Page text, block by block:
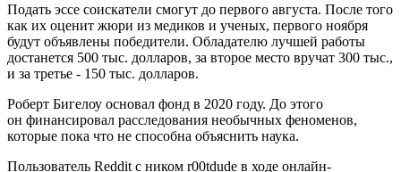
Подать эссе соискатели смогут до первого августа. После того
как их оценит жюри из медиков и ученых, первого ноября
будут объявлены победители. Обладателю лучшей работы
достанется 500 тыс. долларов, за второе место вручат 300 тыс.,
и за третье - 150 тыс. долларов.
Роберт Бигелоу основал фонд в 2020 году. До этого
он финансировал расследования необычных феноменов,
которые пока что не способна объяснить наука.
Пользователь Reddit с ником r00tdude в ходе онлайн-